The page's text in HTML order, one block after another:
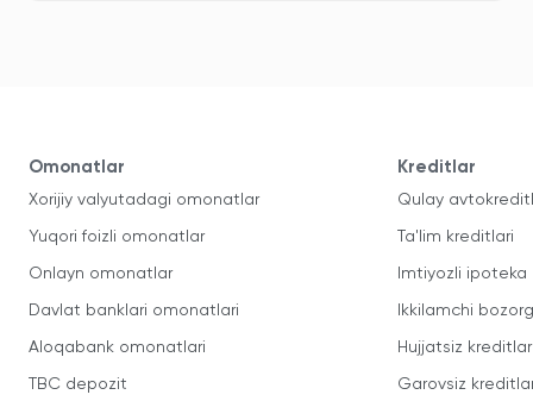
Omonatlar
Xorijiy valyutadagi omonatlar
Yuqori foizli omonatlar
Onlayn omonatlar
Davlat banklari omonatlari
Aloqabank omonatlari
TBC depozit
Kreditlar
Qulay
Ta'lim kreditlari
Imtiyozli ipoteka
Ikkilamchi
Hujjatsiz kreditlar
Garovsiz